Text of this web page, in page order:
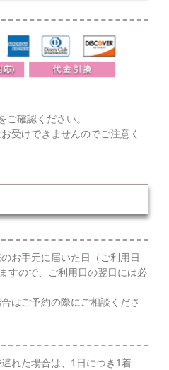
ご確認ください。
受けできませんのでご注意く
お手元に届いた日（ご利用日
すので、ご利用日の翌日には必
はご予約の際にご相談くださ
れた場合は、1日につき1着